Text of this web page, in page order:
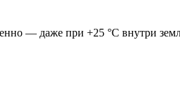
— даже при +25 °C внутри